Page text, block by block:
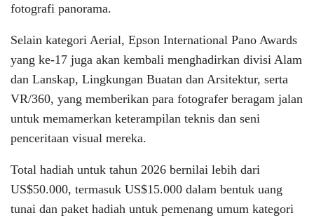
fotografi panorama.
Selain kategori Aerial, Epson International Pano Awards
yang ke-17 juga akan kembali menghadirkan divisi Alam
dan Lanskap, Lingkungan Buatan dan Arsitektur, serta
VR/360, yang memberikan para fotografer beragam jalan
untuk memamerkan keterampilan teknis dan seni
penceritaan visual mereka.
Total hadiah untuk tahun 2026 bernilai lebih dari
US$50.000, termasuk US$15.000 dalam bentuk uang
tunai dan paket hadiah untuk pemenang umum kategori